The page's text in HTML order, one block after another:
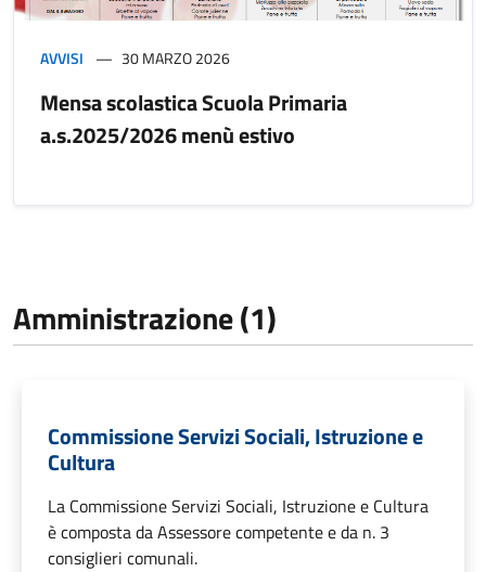
AVVISI 30 MARZO 2026
Mensa scolastica Scuola Primaria
a.s.2025/2026 menù estivo
Amministrazione (1)
Commissione Servizi Sociali, Istruzione e
Cultura
La Commissione Servizi Sociali, Istruzione e Cultura
è composta da Assessore competente e da n. 3
consiglieri comunali.